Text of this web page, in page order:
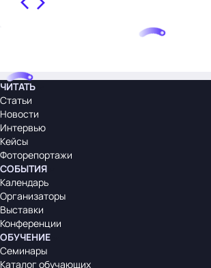
ЧИТАТЬ
Статьи
Новости
Интервью
Кейсы
Фоторепортажи
СОБЫТИЯ
Календарь
Организаторы
Выставки
Конференции
ОБУЧЕНИЕ
Семинары
Каталог обучающих